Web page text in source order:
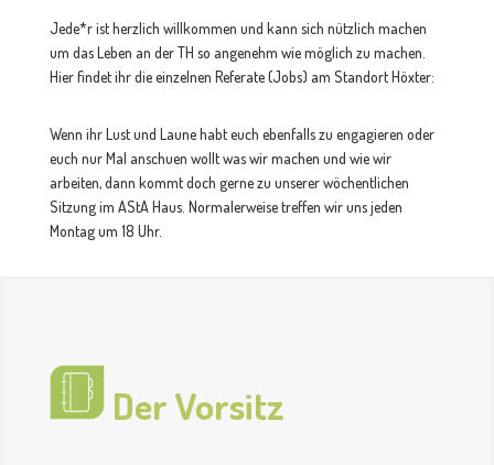
Jede*r ist herzlich willkommen und kann sich nützlich machen
um das Leben an der TH so angenehm wie möglich zu machen.
Hier findet ihr die einzelnen Referate (Jobs) am Standort Höxter:
Wenn ihr Lust und Laune habt euch ebenfalls zu engagieren oder
euch nur Mal anschuen wollt was wir machen und wie wir
arbeiten, dann kommt doch gerne zu unserer wöchentlichen
Sitzung im AStA Haus. Normalerweise treffen wir uns jeden
Montag um 18 Uhr.
Der Vorsitz